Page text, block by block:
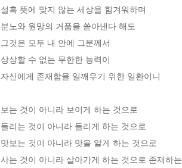
설혹 뜻에 맞지 않는 세상을 힘겨워하며
분노와 원망의 거품을 쏟아낸다 해도
그것은 모두 내 안에 그분께서
상상할 수 없는 무한한 능력이
자신에게 존재함을 일깨우기 위한 일환이니
보는 것이 아니라 보이게 하는 것으로
들리는 것이 아니라 들리게 하는 것으로
맛보는 것이 아니라 맛을 알게 하는 것으로
사는 것이 아니라 살아가게 하는 것으로 존재하는